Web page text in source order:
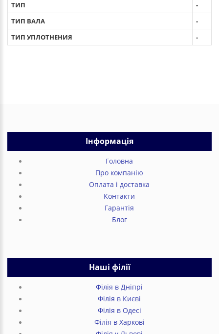
ТИП
-
ТИП ВАЛА
-
ТИП УПЛОТНЕНИЯ
-
Інформація
Головна
Про компанію
Оплата і доставка
Контакти
Гарантія
Блог
Наші філії
Філія в Дніпрі
Філія в Києві
Філія в Одесі
Філія в Харкові